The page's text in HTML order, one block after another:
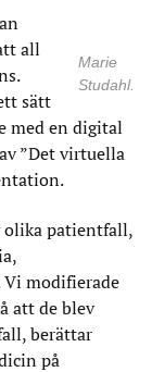
Marie
Studahl.
all
sätt
med en digital
”Det virtuella
olika patientfall,
Vi modifierade
att de blev
berättar
på